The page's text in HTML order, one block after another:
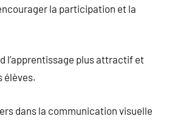
la participation et la
l’apprentissage plus attractif et
élèves.
dans la communication visuelle